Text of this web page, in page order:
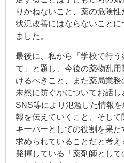
りかねないこと、薬の危険
状況改善にはならないこと
ました。
最後に、私から「学校で行
て」と題し、今後の薬物乱
けるべきこと、また薬局業
未然に防ぐかについてお話し
SNS等により氾濫した情報
報を伝えていくこと、そして
キーパーとしての役割を果
求められていることだと考
発揮している「薬剤師とし